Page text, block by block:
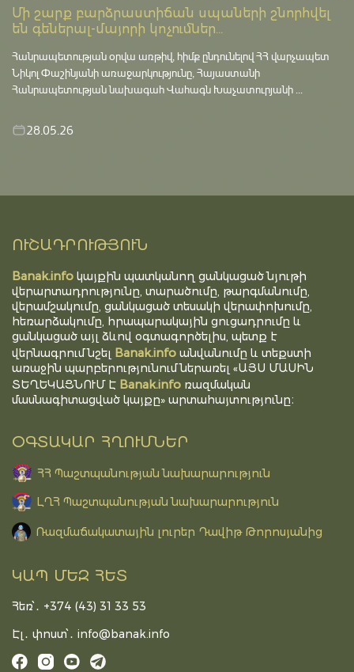
Մի շարք բարձրաստիճան սպաների շնորհվել
են գեներալ-մայորի կոչումներ...
Հանրապետության օրվա առթիվ, հիմք ընդունելով ՀՀ վարչապետ
Նիկոլ Փաշինյանի առաջարկությունը, Հայաստանի
Հանրապետության նախագահ Վահագն Խաչատուրյանի ...
28.05.26
ՈՒՇԱԴՐՈՒԹՅՈՒՆ
Banak.info կայքին պատկանող ցանկացած նյութի
վերարտադրությունը, տարածումը, թարգմանումը,
վերամշակումը, ցանկացած տեսակի վերափոխումը,
հեռարձակումը, հրապարակային ցուցադրումը և
ցանկացած այլ ձևով օգտագործելիս, պետք է
վերնագրում նշել Banak.info անվանումը և տեքստի
առաջին պարբերությունում ներառել «ԱՅՍ ՄԱՍԻՆ
ՏԵՂԵԿԱՑՆՈՒՄ Է Banak.info ռազմական
մասնագիտացված կայքը» արտահայտությունը։
ՕԳՏԱԿԱՐ ՀՂՈՒՄՆԵՐ
ՀՀ Պաշտպանության նախարարություն
ԼՂՀ Պաշտպանության նախարարություն
Ռազմաճակատային լուրեր Դավիթ Թորոսյանից
ԿԱՊ ՄԵԶ ՀԵՏ
Հեռ՝․ +374 (43) 31 33 53
Էլ․ փոստ՝․ info@banak.info